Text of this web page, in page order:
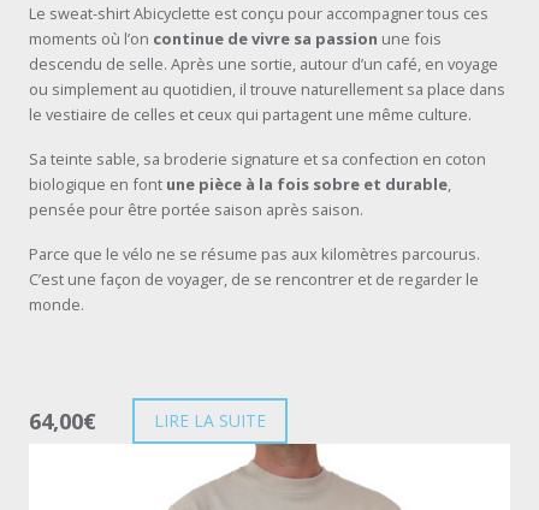
Le sweat-shirt Abicyclette est conçu pour accompagner tous ces
moments où l’on continue de vivre sa passion une fois
descendu de selle. Après une sortie, autour d’un café, en voyage
ou simplement au quotidien, il trouve naturellement sa place dans
le vestiaire de celles et ceux qui partagent une même culture.
Sa teinte sable, sa broderie signature et sa confection en coton
biologique en font une pièce à la fois sobre et durable,
pensée pour être portée saison après saison.
Parce que le vélo ne se résume pas aux kilomètres parcourus.
C’est une façon de voyager, de se rencontrer et de regarder le
monde.
64,00€ LIRE LA SUITE